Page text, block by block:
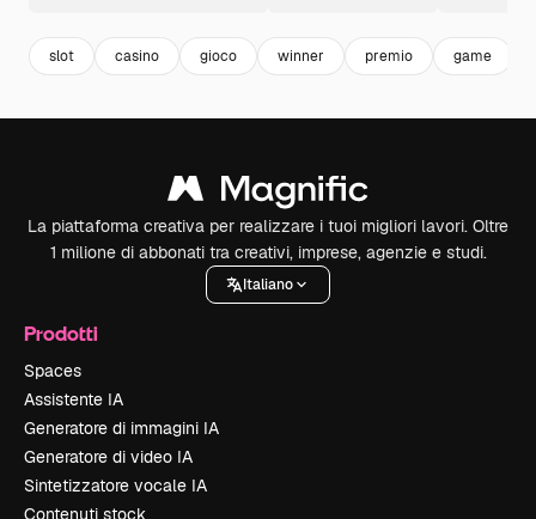
slot casino gioco winner premio game
La piattaforma creativa per realizzare i tuoi migliori lavori. Oltre
1 milione di abbonati tra creativi, imprese, agenzie e studi.
Italiano
Prodotti
Spaces
Assistente IA
Generatore di immagini IA
Generatore di video IA
Sintetizzatore vocale IA
Contenuti stock